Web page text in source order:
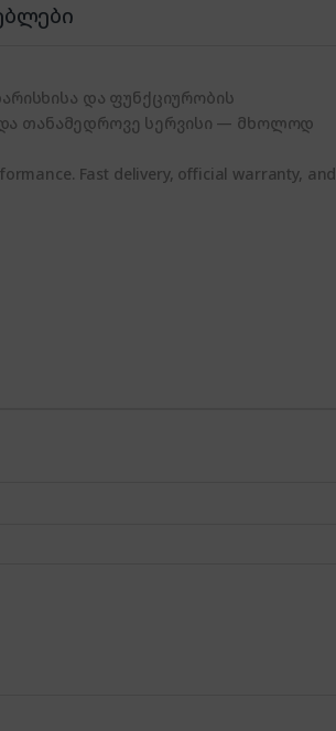
და ფუნქციურობის
თანამედროვე სერვისი — მხოლოდ
Fast delivery, official warranty, and